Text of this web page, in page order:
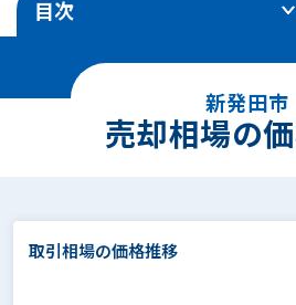
目次
売却相場の価格推移
エリア別地価ランキング
5.駅徒歩別の相場価格
新発田市
売却相場の
取引相場の価格推移